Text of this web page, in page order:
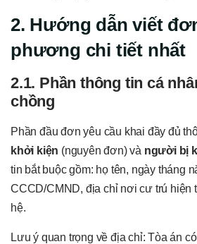
2. Hướng dẫn viết
phương chi tiết nhất
2.1. Phần thông tin cá
chồng
Phần đầu đơn yêu cầu khai đầy đủ
khởi kiện (nguyên đơn) và người bị
tin bắt buộc gồm: họ tên, ngày tháng
CCCD/CMND, địa chỉ nơi cư trú hiện
hệ.
Lưu ý quan trọng về địa chỉ: Tòa án